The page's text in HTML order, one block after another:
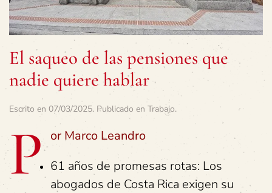
El saqueo de las pensiones que
nadie quiere hablar
Escrito en 07/03/2025. Publicado en Trabajo.
P or Marco Leandro
61 años de promesas rotas: Los
abogados de Costa Rica exigen su